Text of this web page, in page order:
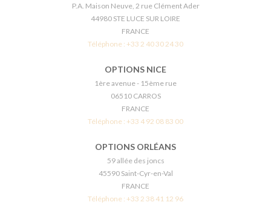
P.A. Maison Neuve, 2 rue Clément Ader
44980 STE LUCE SUR LOIRE
FRANCE
Téléphone : +33 2 40 30 24 30
OPTIONS NICE
1ère avenue - 15ème rue
06510 CARROS
FRANCE
Téléphone : +33 4 92 08 83 00
OPTIONS ORLÉANS
59 allée des joncs
45590 Saint-Cyr-en-Val
FRANCE
Téléphone : +33 2 38 41 12 96